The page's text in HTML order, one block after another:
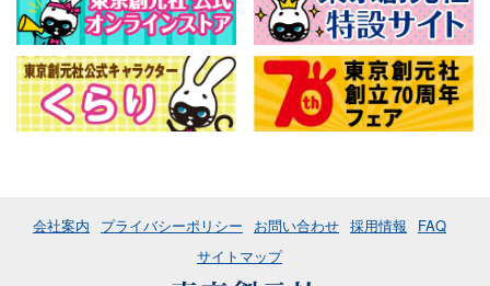
会社案内 プライバシーポリシー お問い合わせ 採用情報
FAQ
サイトマップ